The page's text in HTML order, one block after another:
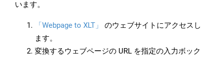
います。
「Webpage to XLT」
のウェブサイトにアクセスし
ます。
変換するウェブページの URL を指定の入力ボック